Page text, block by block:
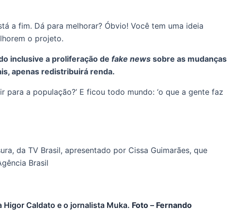
a fim. Dá para melhorar? Óbvio! Você tem uma ideia
o projeto.
inclusive a proliferação de fake news sobre as mudanças
apenas redistribuirá renda.
a população?’ E ficou todo mundo: ‘o que a gente faz
Higor Caldato e o jornalista Muka. Foto – Fernando